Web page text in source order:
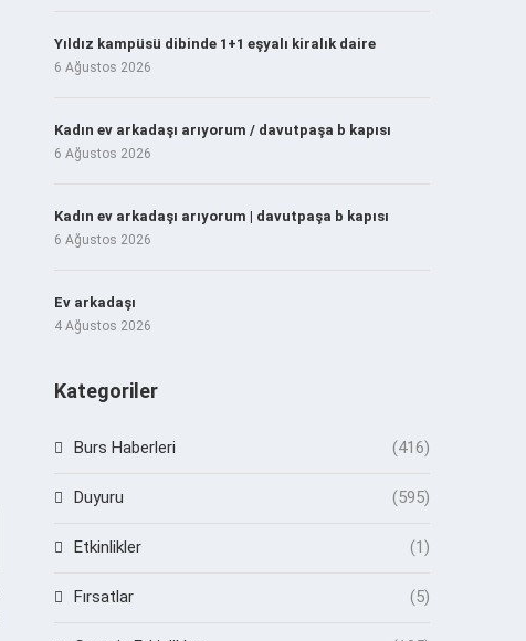
Yıldız kampüsü dibinde 1+1 eşyalı kiralık daire
6 Ağustos 2026
Kadın ev arkadaşı arıyorum / davutpaşa b kapısı
6 Ağustos 2026
Kadın ev arkadaşı arıyorum | davutpaşa b kapısı
6 Ağustos 2026
Ev arkadaşı
4 Ağustos 2026
Kategoriler
Burs Haberleri (416)
Duyuru (595)
Etkinlikler (1)
Fırsatlar (5)